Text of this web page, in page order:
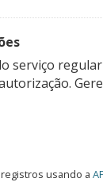
serviço
usando a